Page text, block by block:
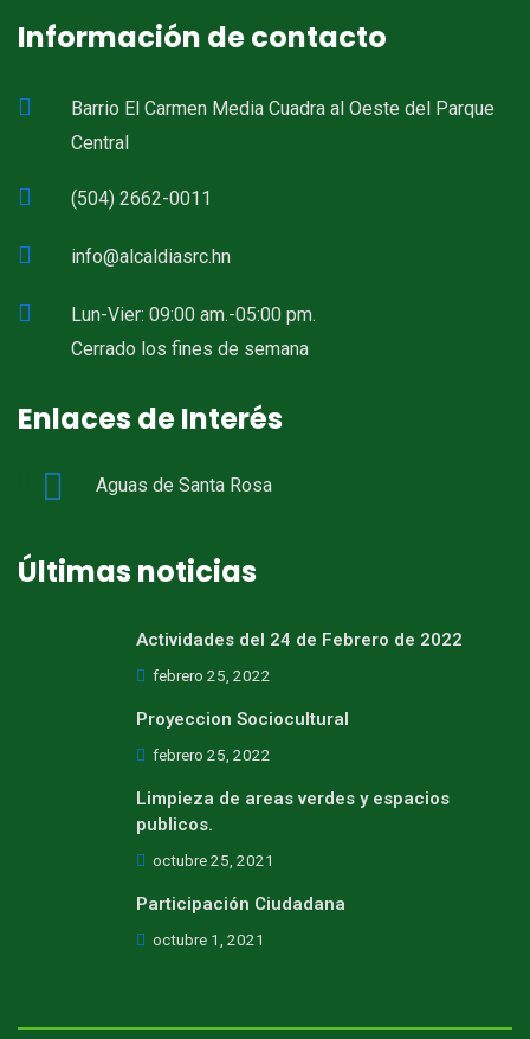
Información de contacto
Barrio El Carmen Media Cuadra al Oeste del Parque
Central
(504) 2662-0011
info@alcaldiasrc.hn
Lun-Vier: 09:00 am.-05:00 pm.
Cerrado los fines de semana
Enlaces de Interés
Aguas de Santa Rosa
Últimas noticias
Actividades del 24 de Febrero de 2022
febrero 25, 2022
Proyeccion Sociocultural
febrero 25, 2022
Limpieza de areas verdes y espacios
publicos.
octubre 25, 2021
Participación Ciudadana
octubre 1, 2021